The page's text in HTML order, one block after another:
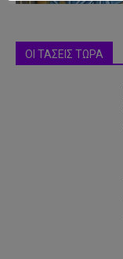
ΟΙ ΤΑΣΕΙΣ ΤΩΡΑ